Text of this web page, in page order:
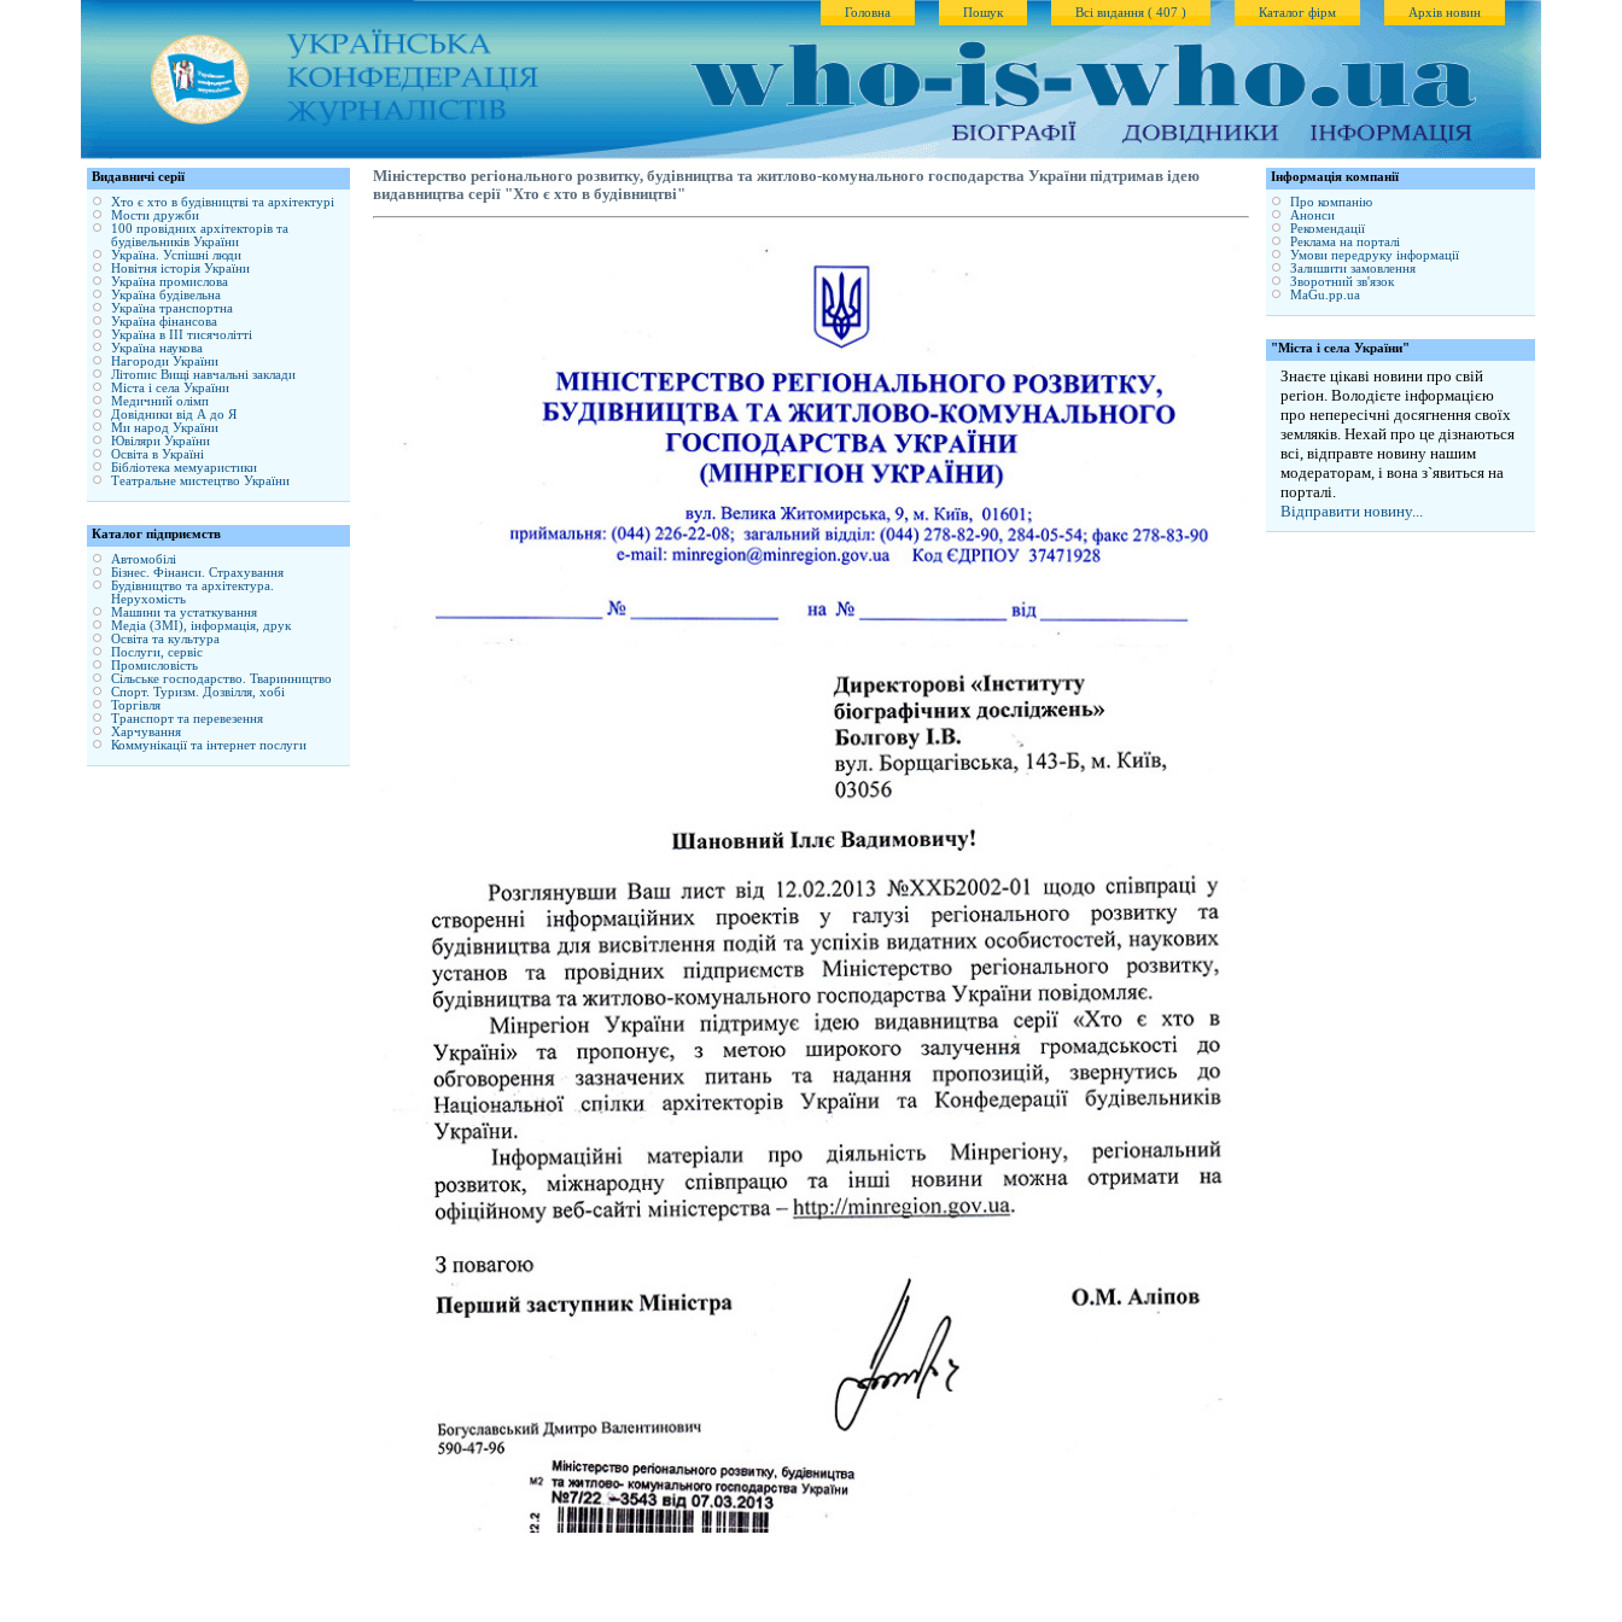
Архів новин
Каталог фірм
Всі видання ( 407 )
Пошук
Головна
Міністерство регіонального розвитку, будівництва та житлово-комунального господарства України підтримав ідею
видавництва серії "Хто є хто в будівництві"
Iнформація компанії
Про компанію
Анонси
Рекомендації
Реклама на порталі
Умови передруку інформації
Залишити замовлення
Зворотний зв'язок
MaGu.pp.ua
"Міста і села України"
Знаєте цікаві новини про свій
регіон. Володієте інформацією
про непересічні досягнення своїх
земляків. Нехай про це дізнаються
всі, відправте новину нашим
модераторам, і вона з`явиться на
порталі.
Відправити новину...
Видавничі серії
Хто є хто в будівництві та архітектурі
Мости дружби
100 провідних архітекторів та
будівельників України
Україна. Успішні люди
Новітня історія України
Україна промислова
Україна будівельна
Україна транспортна
Україна фінансова
Україна в ІІІ тисячолітті
Україна наукова
Нагороди України
Літопис Вищі навчальні заклади
Міста і села України
Медичний олімп
Довідники від А до Я
Ми народ України
Ювіляри України
Освіта в Україні
Бібліотека мемуаристики
Театральне мистецтво України
Каталог підприємств
Автомобілі
Бізнес. Фінанси. Страхування
Будівництво та архітектура.
Нерухомість
Машини та устаткування
Медіа (ЗМІ), інформація, друк
Освіта та культура
Послуги, сервіс
Промисловість
Сільське господарство. Тваринництво
Спорт. Туризм. Дозвілля, хобі
Торгівля
Транспорт та перевезення
Харчування
Коммунікації та інтернет послуги